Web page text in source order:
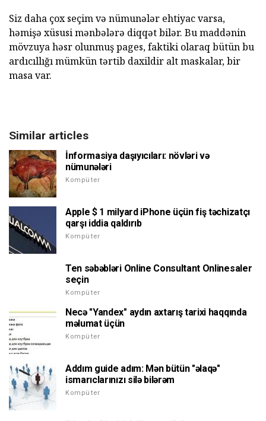
Siz daha çox seçim və nümunələr ehtiyac varsa,
həmişə xüsusi mənbələrə diqqət bilər. Bu maddənin
mövzuya həsr olunmuş pages, faktiki olaraq bütün bu
ardıcıllığı mümkün tərtib daxildir alt maskalar, bir
masa var.
Similar articles
İnformasiya daşıyıcıları: növləri və
nümunələri
Kompüter
Apple $ 1 milyard iPhone üçün fiş təchizatçı
qarşı iddia qaldırıb
Kompüter
Ten səbəbləri Online Consultant Onlinesaler
seçin
Kompüter
Necə "Yandex" aydın axtarış tarixi haqqında
məlumat üçün
Kompüter
Addım guide adım: Mən bütün "əlaqə"
ismarıclarınızı silə bilərəm
Kompüter